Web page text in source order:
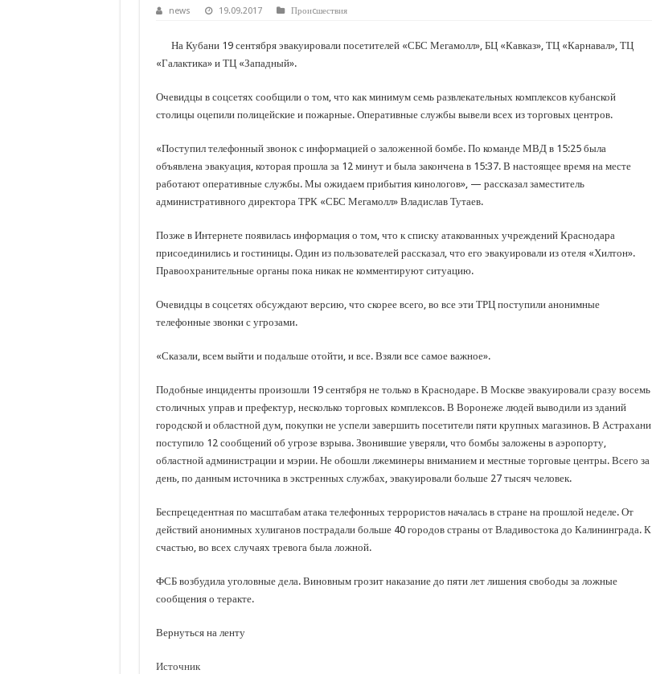
С нового учебного года в 35 школах Кубани запустят проект «Предпринимательские классы 2.0»
Важные правила обращения в вашу страховую компанию
Стартовал прием заявок на 20-й юбилейный молодежный форум «Регион 93»
news 19.09.2017 Проиcшествия
На Кубани 19 сентября эвакуировали посетителей «СБС Мегамолл», БЦ «Кавказ», ТЦ «Карнавал», ТЦ
«Галактика» и ТЦ «Западный».
Очевидцы в соцсетях сообщили о том, что как минимум семь развлекательных комплексов кубанской
столицы оцепили полицейские и пожарные. Оперативные службы вывели всех из торговых центров.
«Поступил телефонный звонок с информацией о заложенной бомбе. По команде МВД в 15:25 была
объявлена эвакуация, которая прошла за 12 минут и была закончена в 15:37. В настоящее время на месте
работают оперативные службы. Мы ожидаем прибытия кинологов», — рассказал заместитель
административного директора ТРК «СБС Мегамолл» Владислав Тутаев.
Позже в Интернете появилась информация о том, что к списку атакованных учреждений Краснодара
присоединились и гостиницы. Один из пользователей рассказал, что его эвакуировали из отеля «Хилтон».
Правоохранительные органы пока никак не комментируют ситуацию.
Очевидцы в соцсетях обсуждают версию, что скорее всего, во все эти ТРЦ поступили анонимные
телефонные звонки с угрозами.
«Сказали, всем выйти и подальше отойти, и все. Взяли все самое важное».
Подобные инциденты произошли 19 сентября не только в Краснодаре. В Москве эвакуировали сразу восемь
столичных управ и префектур, несколько торговых комплексов. В Воронеже людей выводили из зданий
городской и областной дум, покупки не успели завершить посетители пяти крупных магазинов. В Астрахани
поступило 12 сообщений об угрозе взрыва. Звонившие уверяли, что бомбы заложены в аэропорту,
областной администрации и мэрии. Не обошли лжеминеры вниманием и местные торговые центры. Всего за
день, по данным источника в экстренных службах, эвакуировали больше 27 тысяч человек.
Беспрецедентная по масштабам атака телефонных террористов началась в стране на прошлой неделе. От
действий анонимных хулиганов пострадали больше 40 городов страны от Владивостока до Калининграда. К
счастью, во всех случаях тревога была ложной.
ФСБ возбудила уголовные дела. Виновным грозит наказание до пяти лет лишения свободы за ложные
сообщения о теракте.
Вернуться на ленту
Источник